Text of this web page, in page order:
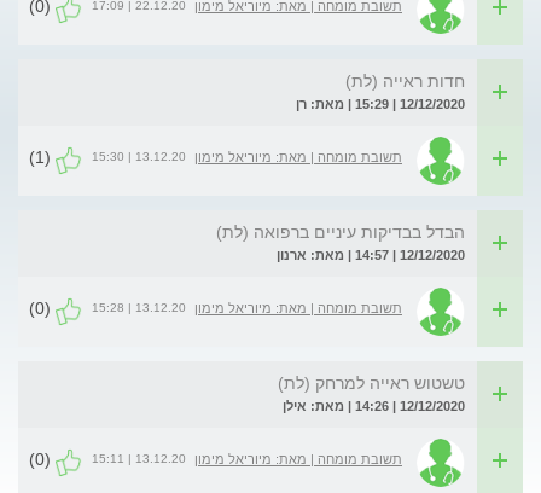
תשובת מומחה | מאת: מיוריאל מימון 22.12.20 | 17:09
(0)
חדות ראייה (לת)
12/12/2020 | 15:29 | מאת: רן
תשובת מומחה | מאת: מיוריאל מימון 13.12.20 | 15:30
(1)
הבדל בבדיקות עיניים ברפואה (לת)
12/12/2020 | 14:57 | מאת: ארנון
תשובת מומחה | מאת: מיוריאל מימון 13.12.20 | 15:28
(0)
טשטוש ראייה למרחק (לת)
12/12/2020 | 14:26 | מאת: אילן
תשובת מומחה | מאת: מיוריאל מימון 13.12.20 | 15:11
(0)